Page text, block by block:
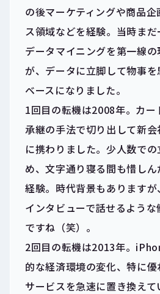
の後マーケティングや商品
ス領域などを経験。当時ま
データマイニングを第一線
が、データに立脚して物事
ベースになりました。
1回目の転機は2008年。カー
承継の手法で切り出して新
に携わりました。少人数で
め、文字通り寝る間も惜し
経験。時代背景もあります
インタビューで話せるよう
ですね（笑）。
2回目の転機は2013年。
的な経済環境の変化、特に
サービスを急速に置き換え